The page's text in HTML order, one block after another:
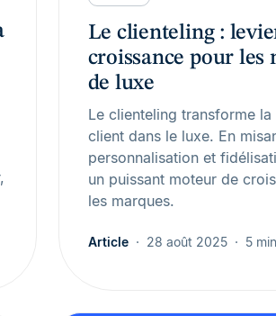
Le clienteling :
croissance pour les
de luxe
Le clienteling transforme la
client dans le luxe. En
personnalisation et
un puissant moteur de
les marques.
Article 28 août 2025 5 min